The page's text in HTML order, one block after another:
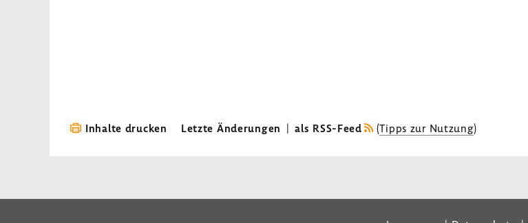
Inhalte drucken Letzte Änderungen | als RSS-Feed (Tipps zur Nutzung)